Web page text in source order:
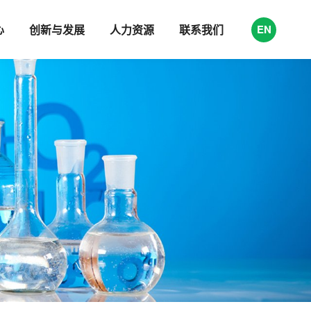
创新与发展 人力资源 联系我们 EN